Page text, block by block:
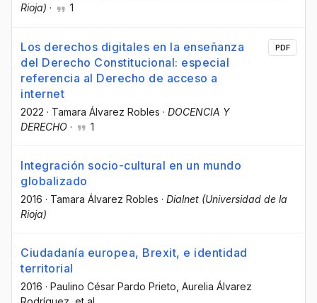
Rioja) · 1
Los derechos digitales en la enseñanza
del Derecho Constitucional: especial
referencia al Derecho de acceso a
internet
2022 · Tamara Álvarez Robles · DOCENCIA Y
DERECHO · 1
PDF
Integración socio-cultural en un mundo
globalizado
2016 · Tamara Álvarez Robles · Dialnet (Universidad de la
Rioja)
Ciudadanía europea, Brexit, e identidad
territorial
2016 · Paulino César Pardo Prieto , Aurelia Álvarez